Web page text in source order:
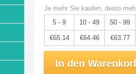
Je mehr Sie kaufen, desto
5 - 9
10 - 49 50 - 99
€65.14 €64.46 €63.77
In den